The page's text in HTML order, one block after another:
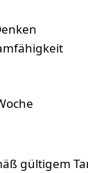
gültigem